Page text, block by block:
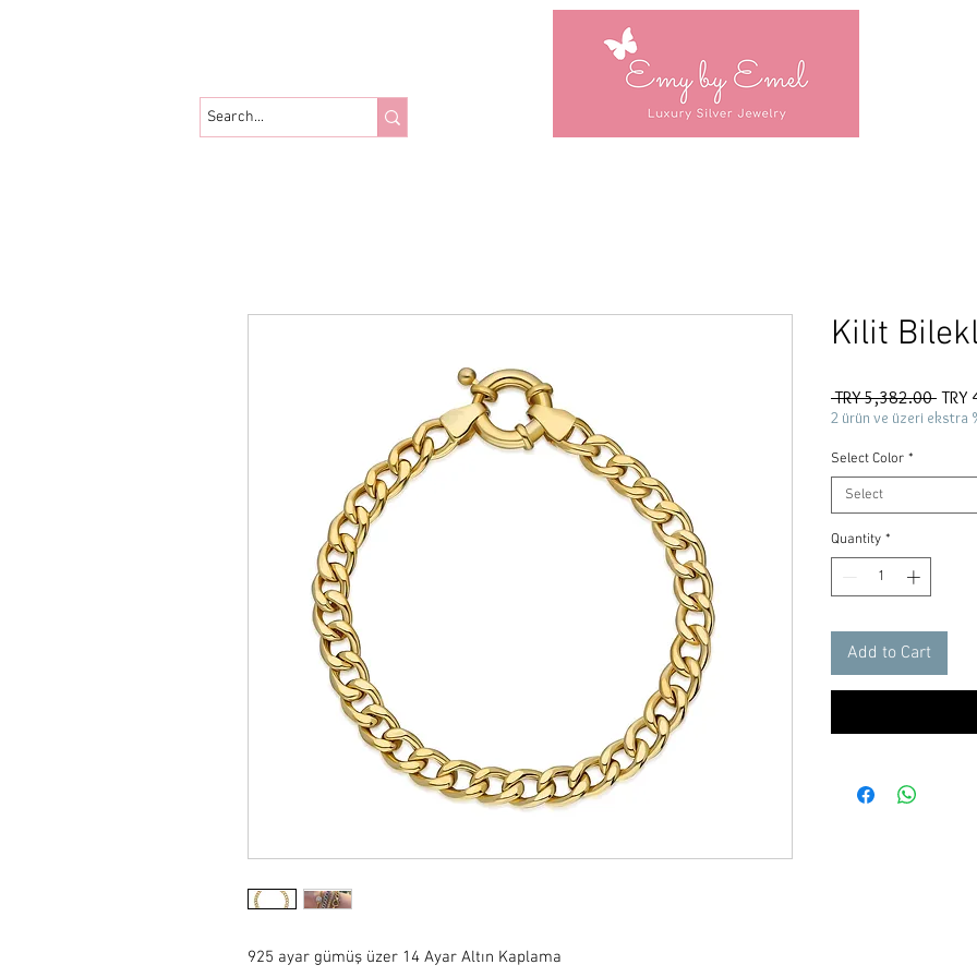
925 ayar gümüş üzer 14 Ayar Altın Kaplama
Kilit
TRY 5,382.00
Price
2 ürün ve üzeri ekstra
Select Color *
Select
Quantity *
Add to Cart